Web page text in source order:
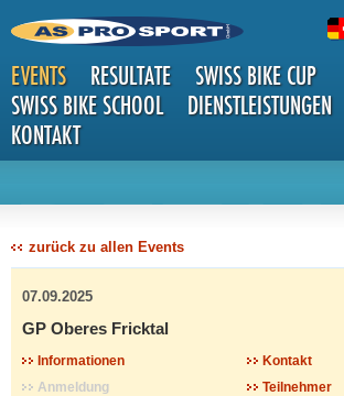
EVENTS RESULTATE
SWISS BIKE CUP
SWISS BIKE SCHOOL
DIENSTLEISTUNGEN
KONTAKT
zurück zu allen Events
07.09.2025
GP Oberes Fricktal
Informationen
Kontakt
Anmeldung
Teilnehmer